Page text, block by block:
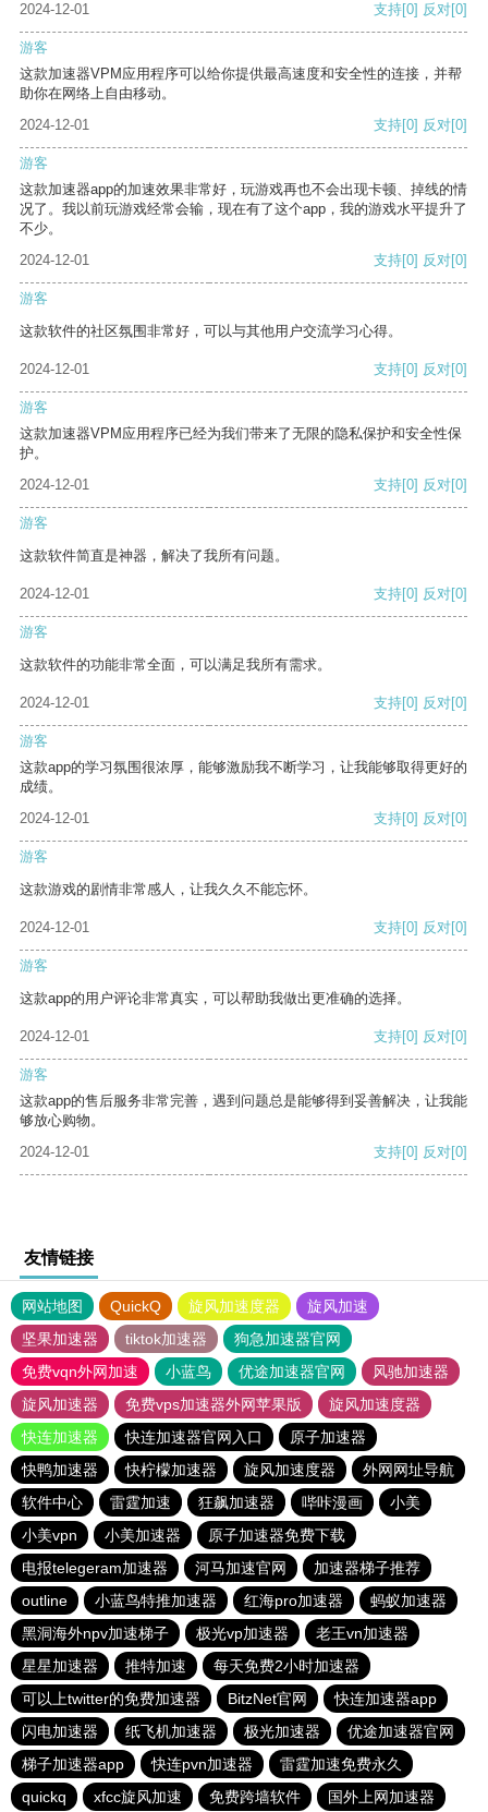
2024-12-01 支持[0] 反对[0]
游客
这款加速器VPM应用程序可以给你提供最高速度和安全性的连接，并帮
助你在网络上自由移动。
2024-12-01
支持[0] 反对[0]
游客
这款加速器app的加速效果非常好，玩游戏再也不会出现卡顿、掉线的情
况了。我以前玩游戏经常会输，现在有了这个app，我的游戏水平提升了
不少。
2024-12-01
支持[0] 反对[0]
游客
这款软件的社区氛围非常好，可以与其他用户交流学习心得。
2024-12-01 支持[0] 反对[0]
游客
这款加速器VPM应用程序已经为我们带来了无限的隐私保护和安全性保
护。
2024-12-01
支持[0] 反对[0]
游客
这款软件简直是神器，解决了我所有问题。
2024-12-01 支持[0] 反对[0]
游客
这款软件的功能非常全面，可以满足我所有需求。
2024-12-01 支持[0] 反对[0]
游客
这款app的学习氛围很浓厚，能够激励我不断学习，让我能够取得更好的
成绩。
2024-12-01
支持[0] 反对[0]
游客
这款游戏的剧情非常感人，让我久久不能忘怀。
2024-12-01 支持[0] 反对[0]
游客
这款app的用户评论非常真实，可以帮助我做出更准确的选择。
2024-12-01 支持[0] 反对[0]
游客
这款app的售后服务非常完善，遇到问题总是能够得到妥善解决，让我能
够放心购物。
2024-12-01
支持[0] 反对[0]
友情链接
网站地图 QuickQ 旋风加速度器
旋风加速
坚果加速器
tiktok加速器
狗急加速器官网
免费vqn外网加速
小蓝鸟 优途加速器官网
风驰加速器
旋风加速器
免费vps加速器外网苹果版
旋风加速度器
快连加速器
快连加速器官网入口
原子加速器
快鸭加速器
快柠檬加速器 旋风加速度器
外网网址导航
软件中心
雷霆加速 狂飙加速器 哔咔漫画
小美
小美vpn
小美加速器
原子加速器免费下载
电报telegeram加速器
河马加速官网
加速器梯子推荐
outline
小蓝鸟特推加速器 红海pro加速器
蚂蚁加速器
黑洞海外npv加速梯子
极光vp加速器
老王vn加速器
星星加速器
推特加速
每天免费2小时加速器
可以上twitter的免费加速器
BitzNet官网
快连加速器app
闪电加速器
纸飞机加速器 极光加速器
优途加速器官网
梯子加速器app
快连pvn加速器
雷霆加速免费永久
quickq
xfcc旋风加速 免费跨墙软件 国外上网加速器